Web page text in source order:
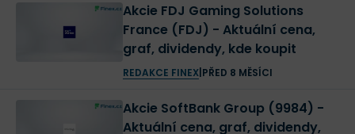
Akcie FDJ Gaming Solutions
France (FDJ) - Aktuální cena,
graf, dividendy, kde koupit
REDAKCE FINEX| PŘED 8 MĚSÍCI
Akcie SoftBank Group (9984) -
Aktuální cena, graf, dividendy,